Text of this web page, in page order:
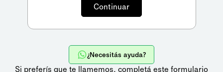
¿Necesitás ayuda?
Si preferís que te llamemos, completá este formulario